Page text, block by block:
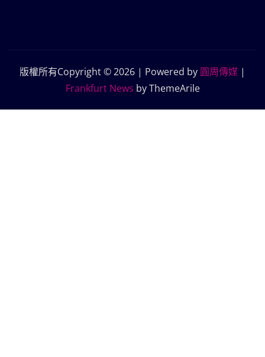
版權所有Copyright © 2026 | Powered by 圓周傳媒 |
Frankfurt News by ThemeArile